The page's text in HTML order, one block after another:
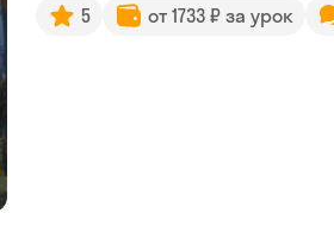
5 от 1733 ₽ за урок